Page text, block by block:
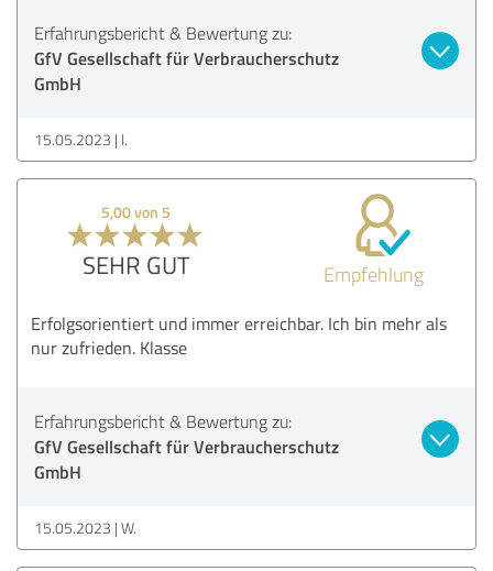
Erfahrungsbericht & Bewertung zu:
GfV Gesellschaft für Verbraucherschutz
GmbH
15.05.2023 I.
5,00 von 5
SEHR GUT Empfehlung
Erfolgsorientiert und immer erreichbar. Ich bin mehr als
nur zufrieden. Klasse
Erfahrungsbericht & Bewertung zu:
GfV Gesellschaft für Verbraucherschutz
GmbH
15.05.2023 W.